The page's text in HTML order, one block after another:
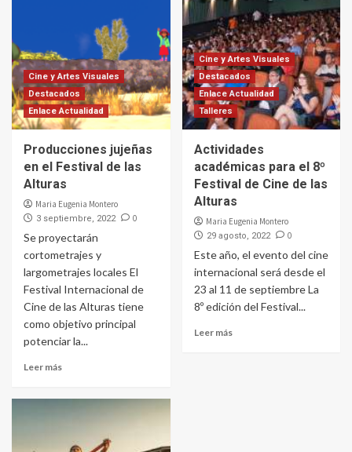
Cine y Artes Visuales
Destacados
Enlace Actualidad
Producciones jujeñas
en el Festival de las
Alturas
Maria Eugenia Montero
3 septiembre, 2022 0
Se proyectarán
cortometrajes y
largometrajes locales El
Festival Internacional de
Cine de las Alturas tiene
como objetivo principal
potenciar la...
Leer más
Cine y Artes Visuales
Destacados
Enlace Actualidad
Talleres
Actividades
académicas para el 8º
Festival de Cine de las
Alturas
Maria Eugenia Montero
29 agosto, 2022 0
Este año, el evento del cine
internacional será desde el
23 al 11 de septiembre La
8º edición del Festival...
Leer más